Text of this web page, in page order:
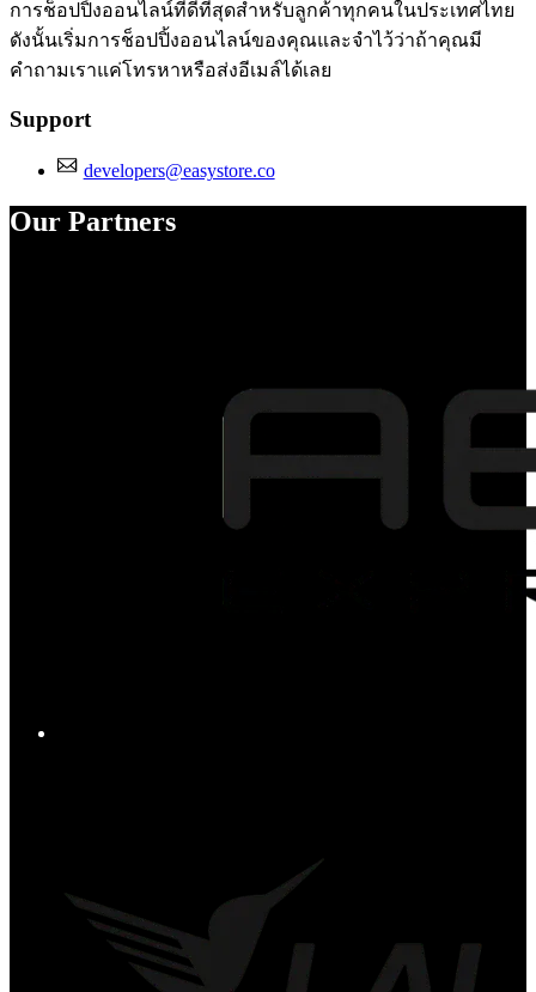
การช็อปปิ้งออนไลน์ที่ดีที่สุดสำหรับลูกค้าทุกคนในประเทศไทย
ดังนั้นเริ่มการช็อปปิ้งออนไลน์ของคุณและจำไว้ว่าถ้าคุณมี
คำถามเราแค่โทรหาหรือส่งอีเมล์ได้เลย
Support
developers@easystore.co
Our Partners